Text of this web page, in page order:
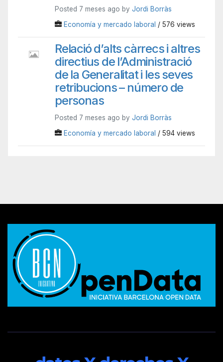
Posted 7 meses ago by Jordi Borràs
Economía y mercado laboral / 576 views
Relació d’alts càrrecs i altres
directius de l’Administració
de la Generalitat i les seves
retribucions – número de
personas
Posted 7 meses ago by Jordi Borràs
Economía y mercado laboral / 594 views